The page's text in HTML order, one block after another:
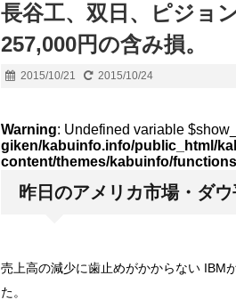
長谷工、双日、ピジョ
257,000円の含み損。
2015/10/21 2015/10/24
Warning: Undefined variable
giken/kabuinfo.info/public_html/
content/themes/kabuinfo/
昨日のアメリカ市場・ダ
売上高の減少に歯止めがかからない IBM
た。